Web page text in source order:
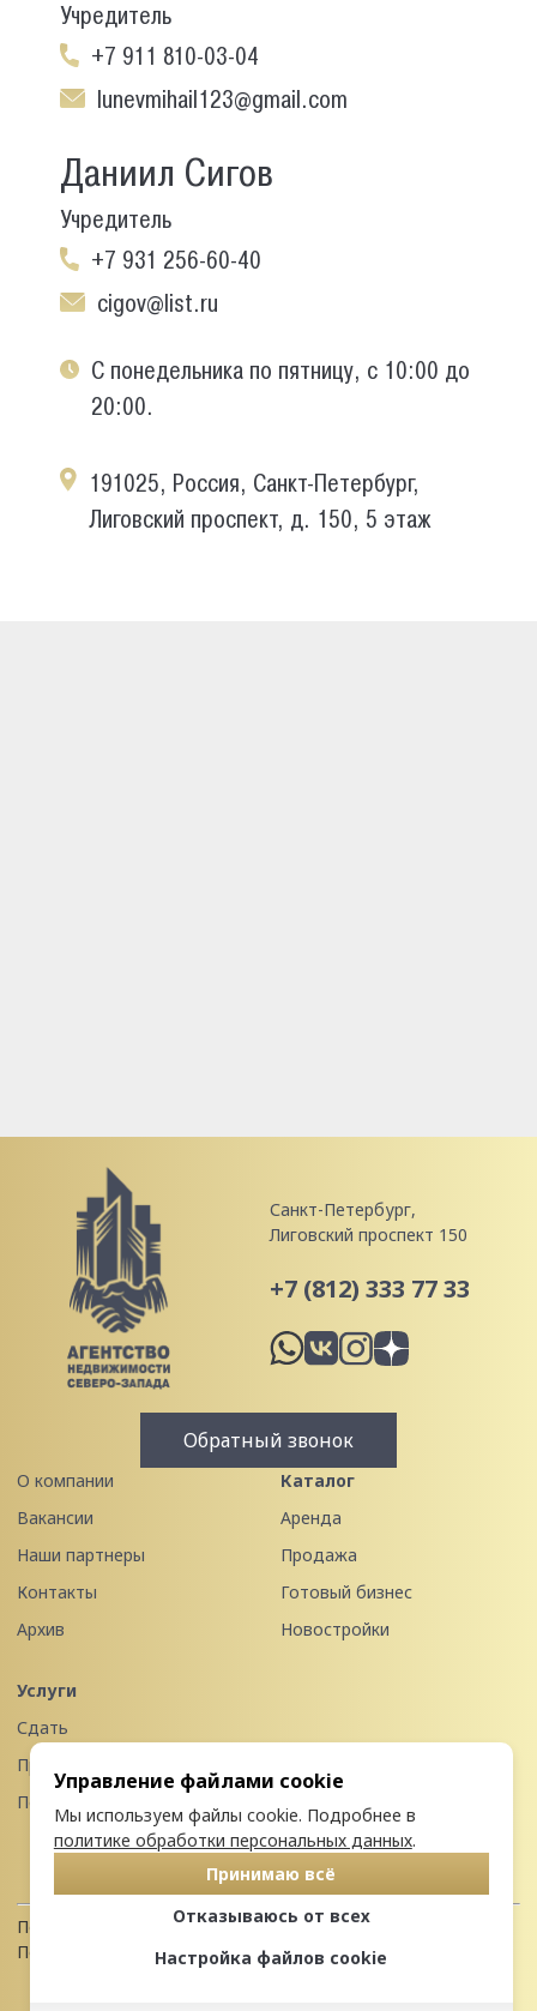
Учредитель
+7 911 810-03-04
lunevmihail123@gmail.com
Даниил Сигов
Учредитель
+7 931 256-60-40
cigov@list.ru
С понедельника по пятницу, с 10:00 до
20:00.
191025, Россия, Санкт-Петербург,
Лиговский проспект, д. 150, 5 этаж
Санкт-Петербург,
Лиговский проспект 150
+7 (812) 333 77 33
Обратный звонок
О компании
Вакансии
Наши партнеры
Контакты
Архив
Каталог
Аренда
Продажа
Готовый бизнес
Новостройки
Услуги
Сдать
Продать
Передать в управление
Политика конфиденциальности
Пользовательское соглашение
Управление файлами cookie
Мы используем файлы cookie. Подробнее в
политике обработки персональных данных.
Принимаю всё
Отказываюсь от всех
Настройка файлов cookie